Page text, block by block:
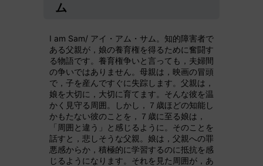
ム
I am Sam/ アイ・アム・サム。知的障害者で
ある父親が，娘の養育権を得るために奮闘す
る物語です。養育権争いと言っても，夫婦間
の争いではありません。母親は，映画の冒頭
で，子を産んですぐに失踪します。父親は，
娘を大切に，大切に育てます。そんな彼を温
かく見守る周囲。しかし，７歳ほどの知能し
かもたない彼のことを，７歳に至る娘は，
「周囲と違う」と感じるように。そのことを
話すと，悲しそうな父親。娘は，父親への罪
悪感からか，積極的に学習するのに抵抗を感
じるようになります。それを見た周囲が，あ